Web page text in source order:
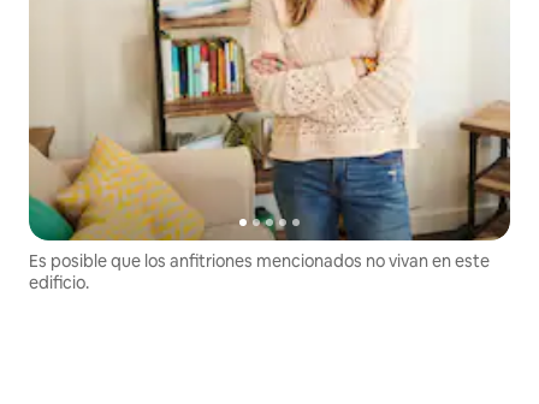
Es posible que los anfitriones mencionados no vivan en este
edificio.